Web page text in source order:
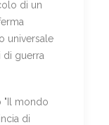
di un
universale
di guerra
"Il mondo
di